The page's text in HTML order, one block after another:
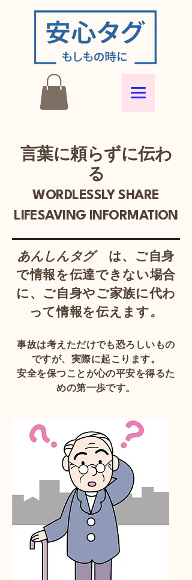
言葉に頼らずに伝わ
る
WORDLESSLY SHARE
LIFESAVING INFORMATION
あんしんタグ は、ご自身
で情報を伝達できない場合
に、ご自身やご家族に代わ
って情報を伝えます。
事故は考えただけでも恐ろしいもの
ですが、実際に起こります。
安全を保つことが心の平安を得るた
めの第一歩です。